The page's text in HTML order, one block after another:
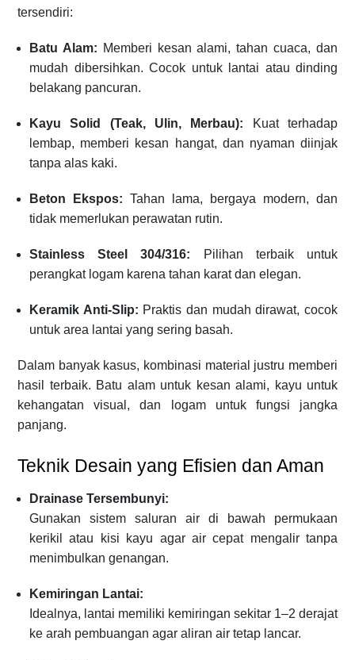
tersendiri:
Batu Alam: Memberi kesan alami, tahan cuaca, dan
mudah dibersihkan. Cocok untuk lantai atau dinding
belakang pancuran.
Kayu Solid (Teak, Ulin, Merbau): Kuat terhadap
lembap, memberi kesan hangat, dan nyaman diinjak
tanpa alas kaki.
Beton Ekspos: Tahan lama, bergaya modern, dan
tidak memerlukan perawatan rutin.
Stainless Steel 304/316: Pilihan terbaik untuk
perangkat logam karena tahan karat dan elegan.
Keramik Anti-Slip: Praktis dan mudah dirawat, cocok
untuk area lantai yang sering basah.
Dalam banyak kasus, kombinasi material justru memberi
hasil terbaik. Batu alam untuk kesan alami, kayu untuk
kehangatan visual, dan logam untuk fungsi jangka
panjang.
Teknik Desain yang Efisien dan Aman
Drainase Tersembunyi:
Gunakan sistem saluran air di bawah permukaan
kerikil atau kisi kayu agar air cepat mengalir tanpa
menimbulkan genangan.
Kemiringan Lantai:
Idealnya, lantai memiliki kemiringan sekitar 1–2 derajat
ke arah pembuangan agar aliran air tetap lancar.